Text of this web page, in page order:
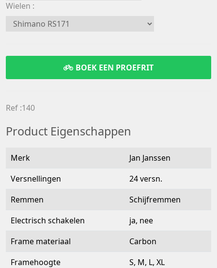
Wielen
BOEK EEN PROEFRIT
Ref :140
Product Eigenschappen
Merk
Jan Janssen
Versnellingen
24 versn.
Remmen
Schijfremmen
Electrisch schakelen
ja, nee
Frame materiaal
Carbon
Framehoogte
S, M, L, XL